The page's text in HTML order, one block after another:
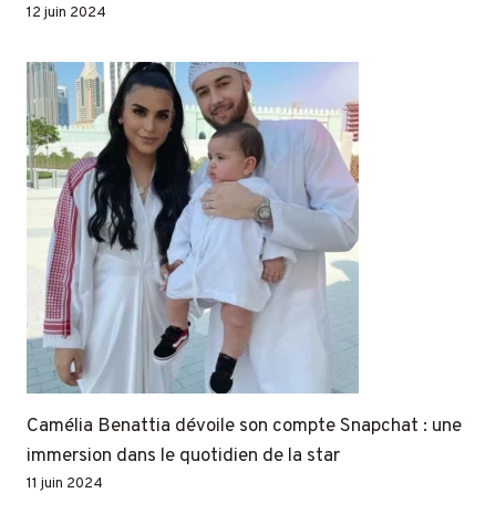
12 juin 2024
Camélia Benattia dévoile son compte Snapchat : une
immersion dans le quotidien de la star
11 juin 2024